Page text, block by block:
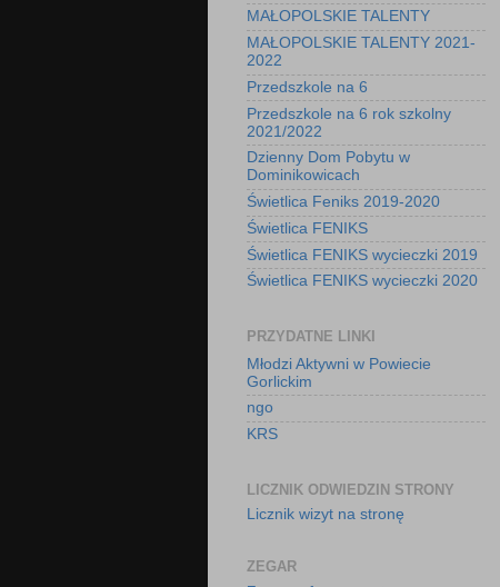
MAŁOPOLSKIE TALENTY
MAŁOPOLSKIE TALENTY 2021-
2022
Przedszkole na 6
Przedszkole na 6 rok szkolny
2021/2022
Dzienny Dom Pobytu w
Dominikowicach
Świetlica Feniks 2019-2020
Świetlica FENIKS
Świetlica FENIKS wycieczki 2019
Świetlica FENIKS wycieczki 2020
PRZYDATNE LINKI
Młodzi Aktywni w Powiecie
Gorlickim
ngo
KRS
LICZNIK ODWIEDZIN STRONY
Licznik wizyt na stronę
ZEGAR